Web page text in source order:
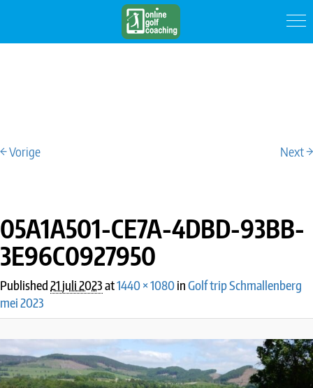
IMAGE NAVIGATION
← Vorige Next →
05A1A501-CE7A-4DBD-93BB-
3E96C0927950
Published21 juli 2023at1440 × 1080inGolf trip Schmallenberg
mei 2023